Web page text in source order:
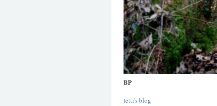
BP
tetti's blog